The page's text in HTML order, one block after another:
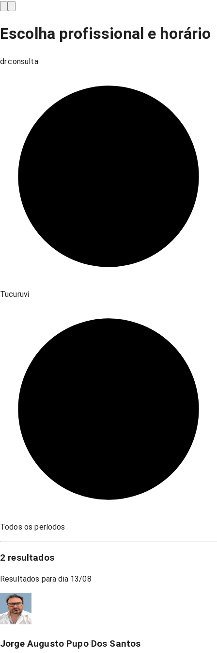
Escolha profissional e horário
dr.consulta
Tucuruvi
Todos os períodos
2 resultados
Resultados para dia 13/08
Jorge Augusto Pupo Dos Santos